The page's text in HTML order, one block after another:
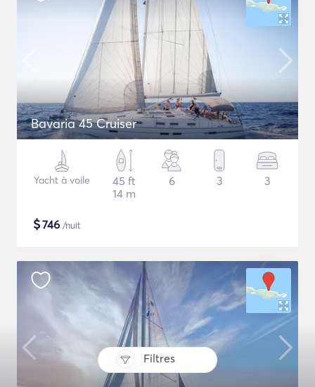
Filtres
Bavaria 45 Cruiser
Yacht à voile
45 ft
14 m
6 3 3
$746 /nuit